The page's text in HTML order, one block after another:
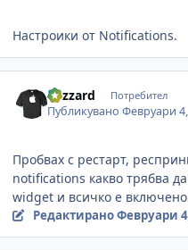
Настроики от Notifications.
blizzard Потребител
ПубликуваноФевруари
Пробвах с рестарт,
notifications какво трябва
widget и всичко е
РедактираноФевруари